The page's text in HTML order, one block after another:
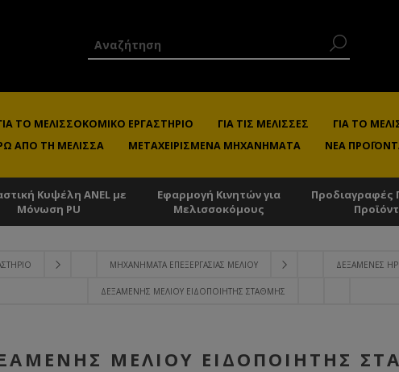
ΤΟ ΜΕΛΙΣΣΟΚΟΜΙΚΌ ΕΡΓΑΣΤΉΡΙΟ ΓΙΑ ΤΙΣ ΜΈΛΙΣΣΕΣ ΓΙΑ ΤΟ
ΑΠΌ ΤΗ ΜΈΛΙΣΣΑ
ΜΕΤΑΧΕΙΡΙΣΜΈΝΑ ΜΗΧΑΝΉΜΑΤΑ ΝΈΑ
Κυψέλη ANEL με
Μόνωση PU
Εφαρμογή Κινητών για
Μελισσοκόμους
Προδιαγραφές
ΜΗΧΑΝΉΜΑΤΑ ΕΠΕΞΕΡΓΑΣΊΑΣ ΜΕΛΙΟΎ ΔΕΞΑΜΕΝΈΣ
ΔΕΞΑΜΕΝΉΣ ΜΕΛΙΟΎ ΕΙΔΟΠΟΙΗΤΉΣ ΣΤΆΘΜΗΣ
ΜΕΛΙΟΎ ΕΙΔΟΠΟΙΗΤΉΣ